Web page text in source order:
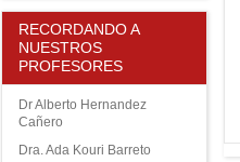
RECORDANDO A
NUESTROS
PROFESORES
Dr Alberto Hernandez
Cañero
Dra. Ada Kouri Barreto